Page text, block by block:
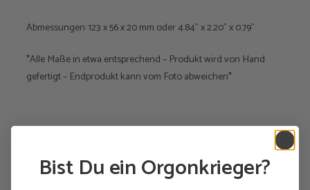
Abmessungen: 123 x 56 x 20 mm oder 4.84" x 2.20" x 0.79"
*Alle Maße in etwa entsprechend – Produkt wird von Hand
gefertigt – Endprodukt kann vom Foto abweichen*
You might also like
Bist Du ein Orgonkrieger?